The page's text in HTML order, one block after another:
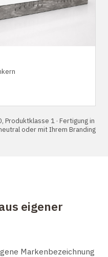
Produktklasse 1 · Fertigung in
oder mit Ihrem Branding
eigener
Markenbezeichnung